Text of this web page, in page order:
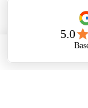
Toxine
torticolis